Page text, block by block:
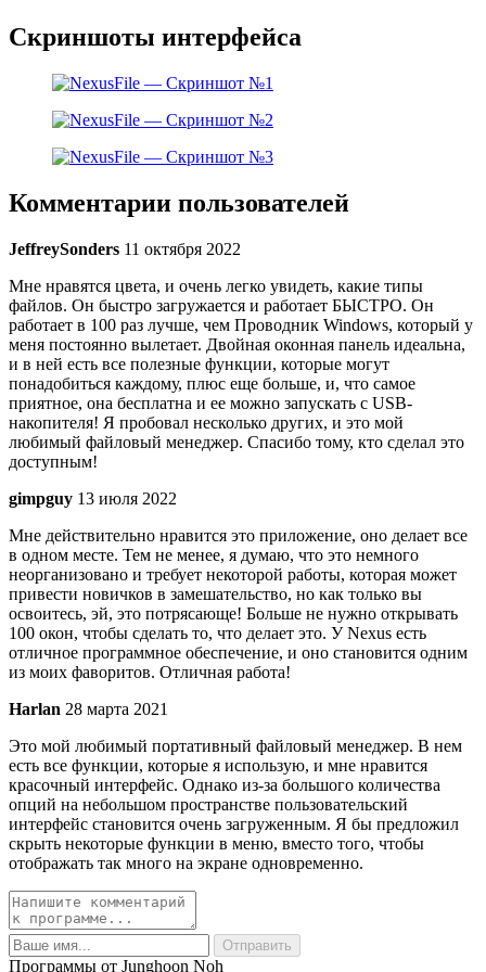
Скриншоты интерфейса
Комментарии пользователей
JeffreySonders 11 октября 2022
Мне нравятся цвета, и очень легко увидеть, какие типы
файлов. Он быстро загружается и работает БЫСТРО. Он
работает в 100 раз лучше, чем Проводник Windows, который у
меня постоянно вылетает. Двойная оконная панель идеальна,
и в ней есть все полезные функции, которые могут
понадобиться каждому, плюс еще больше, и, что самое
приятное, она бесплатна и ее можно запускать с USB-
накопителя! Я пробовал несколько других, и это мой
любимый файловый менеджер. Спасибо тому, кто сделал это
доступным!
gimpguy 13 июля 2022
Мне действительно нравится это приложение, оно делает все
в одном месте. Тем не менее, я думаю, что это немного
неорганизовано и требует некоторой работы, которая может
привести новичков в замешательство, но как только вы
освоитесь, эй, это потрясающе! Больше не нужно открывать
100 окон, чтобы сделать то, что делает это. У Nexus есть
отличное программное обеспечение, и оно становится одним
из моих фаворитов. Отличная работа!
Harlan 28 марта 2021
Это мой любимый портативный файловый менеджер. В нем
есть все функции, которые я использую, и мне нравится
красочный интерфейс. Однако из-за большого количества
опций на небольшом пространстве пользовательский
интерфейс становится очень загруженным. Я бы предложил
скрыть некоторые функции в меню, вместо того, чтобы
отображать так много на экране одновременно.
Программы от Junghoon Noh